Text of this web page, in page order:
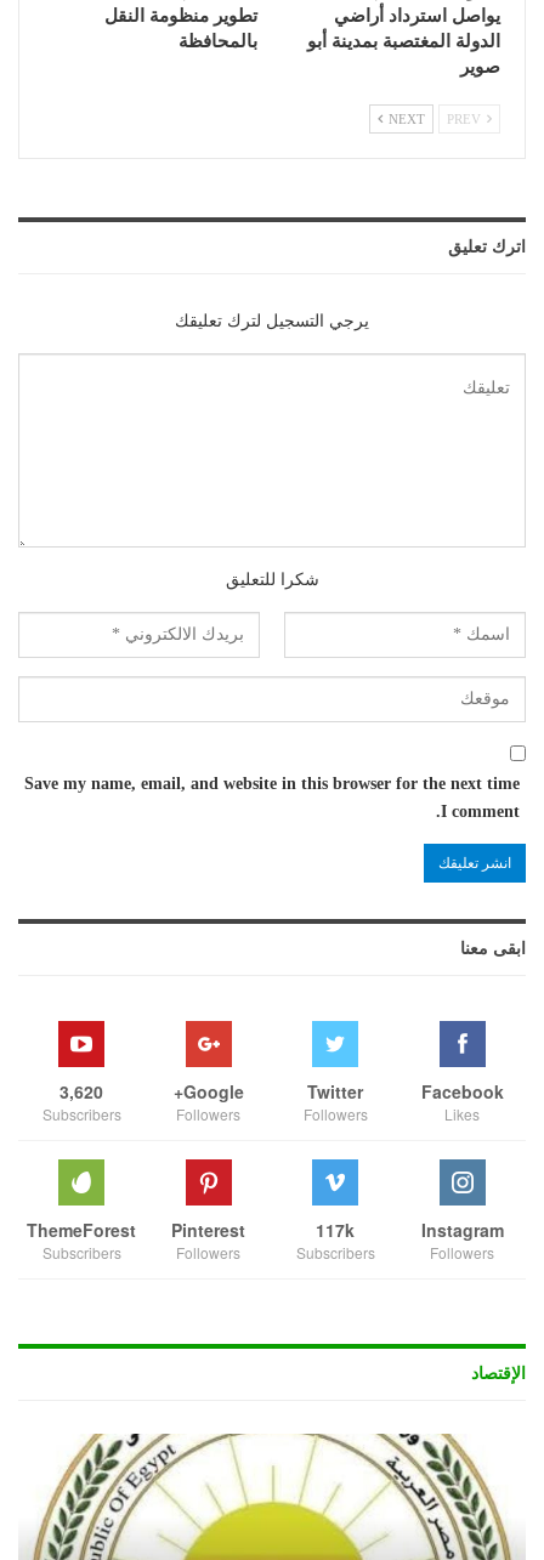
يواصل استرداد أراضي
الدولة المغتصبة بمدينة أبو
صوير
تطوير منظومة النقل
بالمحافظة
NEXT
اترك تعليق
يرجي التسجيل لترك تعليقك
شكرا للتعليق
Save my name, email, and website in this browser for the next time
I comment.
ابقى معنا
Facebook
Likes
Twitter
Followers
Google+
Followers
3,620
Subscribers
Instagram
Followers
117k
Subscribers
Pinterest
Followers
ThemeForest
Subscribers
الإقتصاد